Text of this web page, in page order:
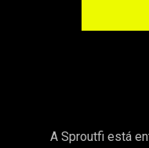
A Sproutfi está